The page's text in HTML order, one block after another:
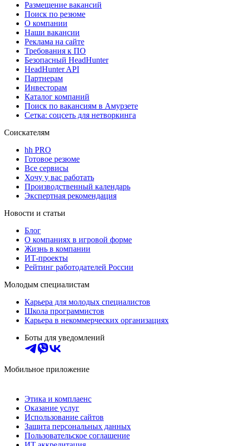
Размещение вакансий
Поиск по резюме
О компании
Наши вакансии
Реклама на сайте
Требования к ПО
Безопасный HeadHunter
HeadHunter API
Партнерам
Инвесторам
Каталог компаний
Поиск по вакансиям в Амурзете
Сетка: соцсеть для нетворкинга
Соискателям
hh PRO
Готовое резюме
Все сервисы
Хочу у вас работать
Производственный календарь
Экспертная рекомендация
Новости и статьи
Блог
О компаниях в игровой форме
Жизнь в компании
ИТ-проекты
Рейтинг работодателей России
Молодым специалистам
Карьера для молодых специалистов
Школа программистов
Карьера в некоммерческих организациях
Боты для уведомлений
Мобильное приложение
Этика и комплаенс
Оказание услуг
Использование сайтов
Защита персональных данных
Пользовательское соглашение